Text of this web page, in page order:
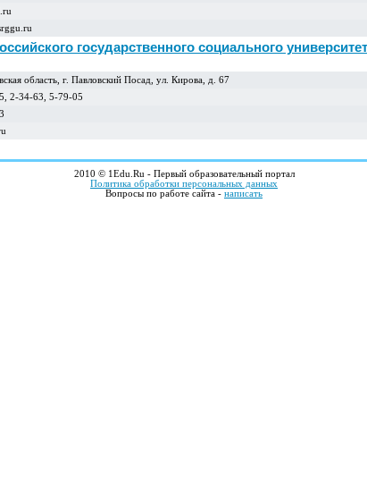
государственного социального
область, г. Павловский Посад, ул. Кирова, д. 67
2-34-63, 5-79-05
2010 © 1Edu.Ru - Первый образовательный портал
Политика обработки персональных данных
Вопросы по работе сайта - написать